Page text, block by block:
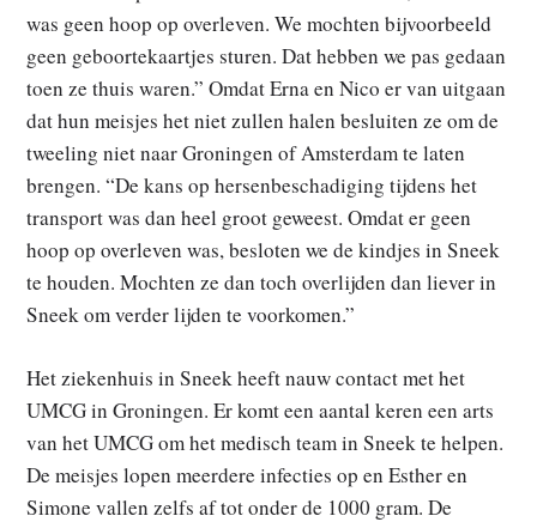
was geen hoop op overleven. We mochten bijvoorbeeld
geen geboortekaartjes sturen. Dat hebben we pas gedaan
toen ze thuis waren.” Omdat Erna en Nico er van uitgaan
dat hun meisjes het niet zullen halen besluiten ze om de
tweeling niet naar Groningen of Amsterdam te laten
brengen. “De kans op hersenbeschadiging tijdens het
transport was dan heel groot geweest. Omdat er geen
hoop op overleven was, besloten we de kindjes in Sneek
te houden. Mochten ze dan toch overlijden dan liever in
Sneek om verder lijden te voorkomen.”
Het ziekenhuis in Sneek heeft nauw contact met het
UMCG in Groningen. Er komt een aantal keren een arts
van het UMCG om het medisch team in Sneek te helpen.
De meisjes lopen meerdere infecties op en Esther en
Simone vallen zelfs af tot onder de 1000 gram. De